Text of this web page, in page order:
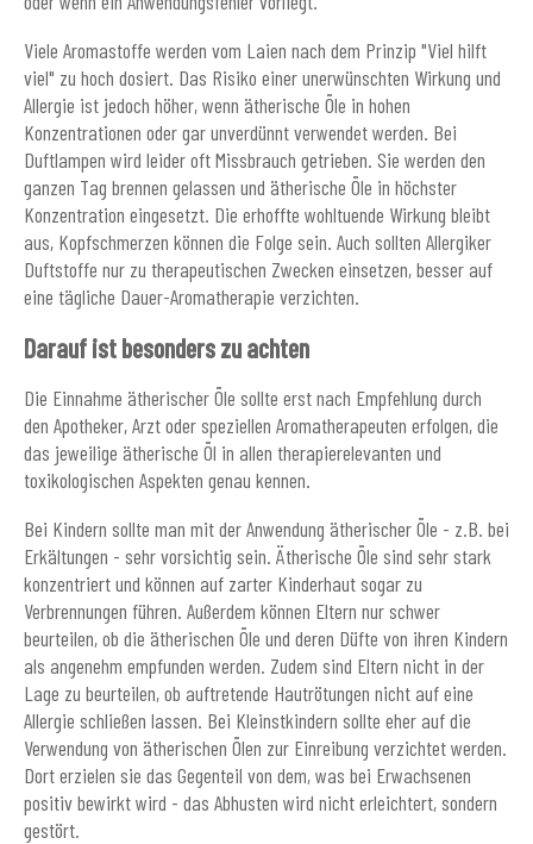
Viele Aromastoffe werden vom Laien nach dem Prinzip "Viel hilft
viel" zu hoch dosiert. Das Risiko einer unerwünschten Wirkung und
Allergie ist jedoch höher, wenn ätherische Öle in hohen
Konzentrationen oder gar unverdünnt verwendet werden. Bei
Duftlampen wird leider oft Missbrauch getrieben. Sie werden den
ganzen Tag brennen gelassen und ätherische Öle in höchster
Konzentration eingesetzt. Die erhoffte wohltuende Wirkung bleibt
aus, Kopfschmerzen können die Folge sein. Auch sollten Allergiker
Duftstoffe nur zu therapeutischen Zwecken einsetzen, besser auf
eine tägliche Dauer-Aromatherapie verzichten.
Darauf ist besonders zu achten
Die Einnahme ätherischer Öle sollte erst nach Empfehlung durch
den Apotheker, Arzt oder speziellen Aromatherapeuten erfolgen, die
das jeweilige ätherische Öl in allen therapierelevanten und
toxikologischen Aspekten genau kennen.
Bei Kindern sollte man mit der Anwendung ätherischer Öle - z.B. bei
Erkältungen - sehr vorsichtig sein. Ätherische Öle sind sehr stark
konzentriert und können auf zarter Kinderhaut sogar zu
Verbrennungen führen. Außerdem können Eltern nur schwer
beurteilen, ob die ätherischen Öle und deren Düfte von ihren Kindern
als angenehm empfunden werden. Zudem sind Eltern nicht in der
Lage zu beurteilen, ob auftretende Hautrötungen nicht auf eine
Allergie schließen lassen. Bei Kleinstkindern sollte eher auf die
Verwendung von ätherischen Ölen zur Einreibung verzichtet werden.
Dort erzielen sie das Gegenteil von dem, was bei Erwachsenen
positiv bewirkt wird - das Abhusten wird nicht erleichtert, sondern
gestört.